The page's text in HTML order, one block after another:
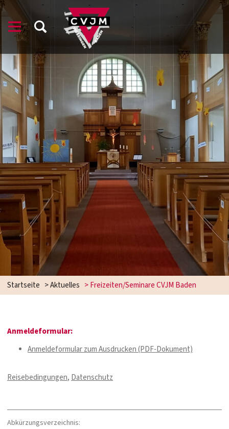
Startseite >Aktuelles >Freizeiten/Seminare CVJM Baden
Anmeldeformular:
Anmeldeformular zum Ausdrucken (PDF-Dokument)
Reisebedingungen, Datenschutz
Abkürzungsverzeichnis: